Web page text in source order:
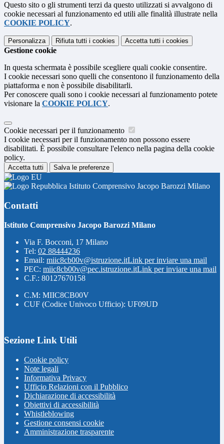
Questo sito o gli strumenti terzi da questo utilizzati si avvalgono di
cookie necessari al funzionamento ed utili alle finalità illustrate nella
COOKIE POLICY.
Personalizza Rifiuta tutti i cookies Accetta tutti i cookies
Gestione cookie
In questa schermata è possibile scegliere quali cookie consentire.
I cookie necessari sono quelli che consentono il funzionamento della
piattaforma e non è possibile disabilitarli.
Per conoscere quali sono i cookie necessari al funzionamento potete
visionare la COOKIE POLICY.
Cookie necessari per il funzionamento
I cookie necessari per il funzionamento non possono essere
disabilitati. È possibile consultare l'elenco nella pagina della cookie
policy.
Accetta tutti Salva le preferenze
Istituto Comprensivo Jacopo Barozzi Milano
Contatti
Istituto Comprensivo Jacopo Barozzi Milano
Via F. Bocconi, 17 Milano
Tel: 02 88444236
Email: miic8cb00v@istruzione.itLink per inviare una mail
PEC: miic8cb00v@pec.istruzione.itLink per inviare una mail
C.F.: 80127670158
C.M: MIIC8CB00V
CUF (Codice Univoco Ufficio): UF09UD
Sezione Link Utili
Cookie policy
Note legali
Informativa Privacy
Ufficio Relazioni con il Pubblico
Dichiarazione di accessibilità
Obiettivi di accessibilità
Whistleblowing
Gestione consensi cookie
Amministrazione trasparente